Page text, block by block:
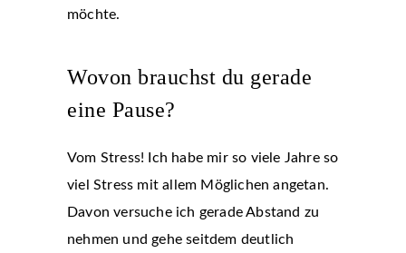
möchte.
Wovon brauchst du gerade
eine Pause?
Vom Stress! Ich habe mir so viele Jahre so
viel Stress mit allem Möglichen angetan.
Davon versuche ich gerade Abstand zu
nehmen und gehe seitdem deutlich